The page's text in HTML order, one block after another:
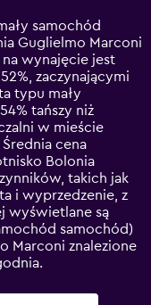
samochód
Guglielmo Marconi
na wynajęcie jest
zaczynającymi
typu mały
tańszy niż
w mieście
cena
Bolonia
takich jak
i wyprzedzenie, z
wyświetlane są
samochód)
Marconi znalezione